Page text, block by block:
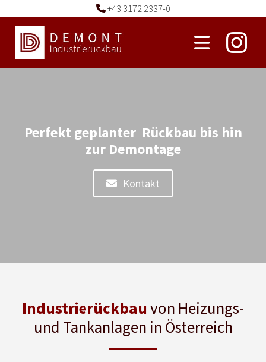
 +43 3172 2337-0
Perfekt geplanter Rückbau bis hin
zur Demontage
Kontakt
Industrierückbau von Heizungs-
und Tankanlagen in Österreich